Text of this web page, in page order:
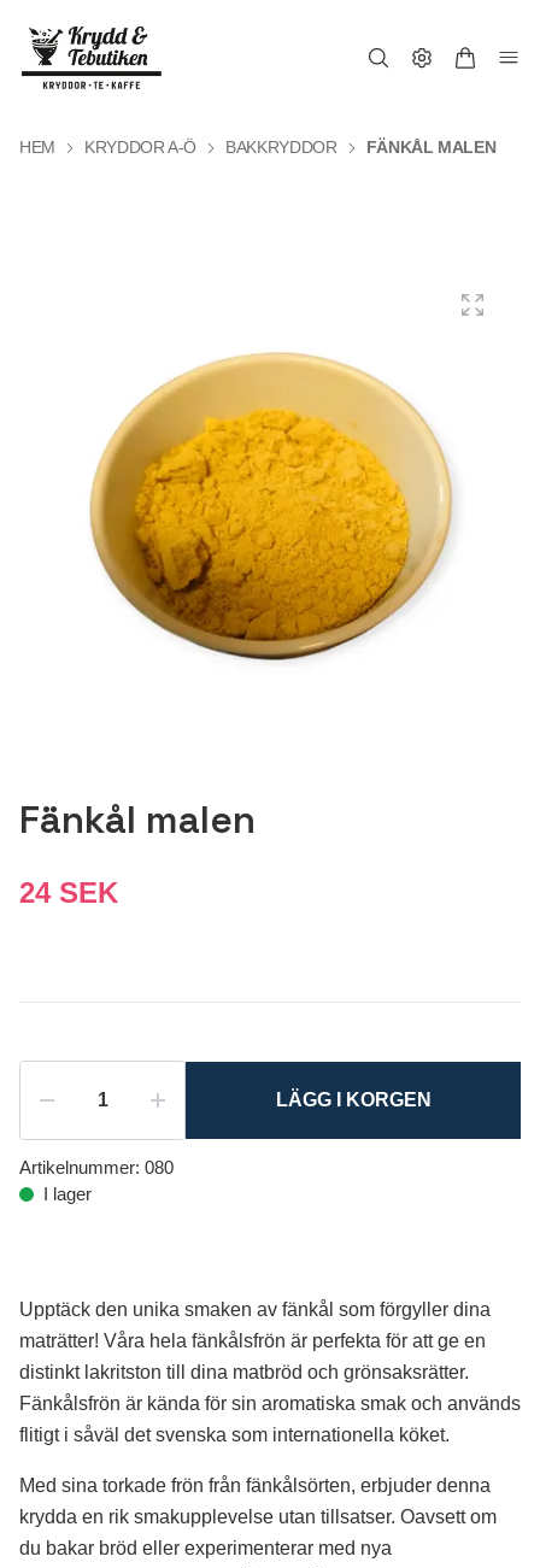
HEM KRYDDOR A-Ö BAKKRYDDOR FÄNKÅL MALEN
Fänkål malen
24 SEK
LÄGG I KORGEN
Artikelnummer: 080
I lager
Upptäck den unika smaken av fänkål som förgyller dina
maträtter! Våra hela fänkålsfrön är perfekta för att ge en
distinkt lakritston till dina matbröd och grönsaksrätter.
Fänkålsfrön är kända för sin aromatiska smak och används
flitigt i såväl det svenska som internationella köket.
Med sina torkade frön från fänkålsörten, erbjuder denna
krydda en rik smakupplevelse utan tillsatser. Oavsett om
du bakar bröd eller experimenterar med nya